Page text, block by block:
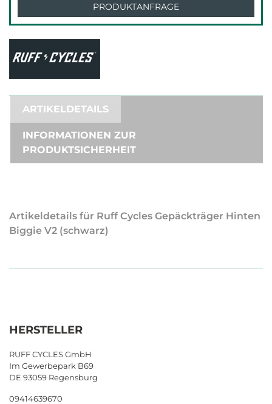
PRODUKTANFRAGE
ARTIKELDETAILS
INFORMATIONEN ZUR
PRODUKTSICHERHEIT
Artikeldetails für Ruff Cycles Gepäckträger Hinten
Biggie V2 (schwarz)
HERSTELLER
RUFF CYCLES GmbH
Im Gewerbepark B69
DE 93059 Regensburg
09414639670